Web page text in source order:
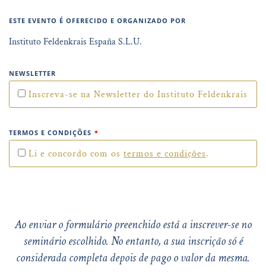
ESTE EVENTO É OFERECIDO E ORGANIZADO POR
Instituto Feldenkrais España S.L.U.
NEWSLETTER
Inscreva-se na Newsletter do Instituto Feldenkrais
TERMOS E CONDIÇÕES *
Li e concordo com os termos e condições.
Ao enviar o formulário preenchido está a inscrever-se no
seminário escolhido. No entanto, a sua inscrição só é
considerada completa depois de pago o valor da mesma.